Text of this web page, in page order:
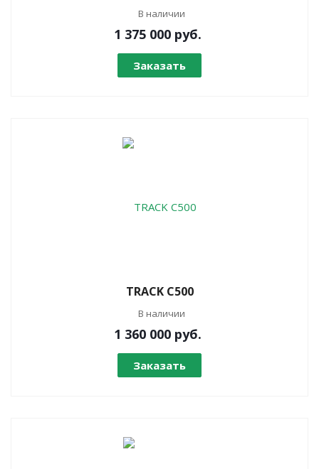
В наличии
1 375 000 руб.
Заказать
TRACK C500
В наличии
1 360 000 руб.
Заказать